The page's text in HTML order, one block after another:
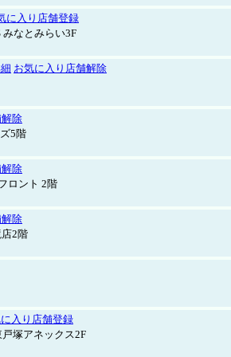
に入り店舗登録
なとみらい3F
お気に入り店舗解除
除
5階
除
ロント 2階
除
2階
入り店舗登録
塚アネックス2F